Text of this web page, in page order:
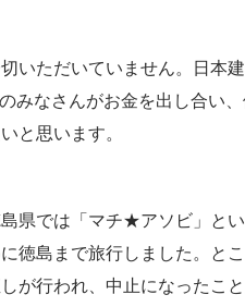
いただいていません。日本
みなさんがお金を出し合い
と思います。
県では「マチ★アソビ」とい
徳島まで旅行しました。と
が行われ、中止になったこ